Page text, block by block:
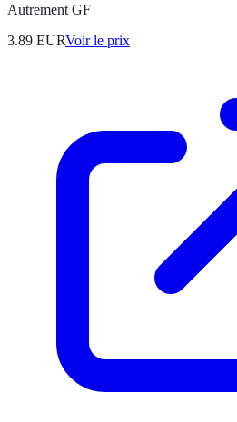
Autrement GF
3.89 EURVoir le prix